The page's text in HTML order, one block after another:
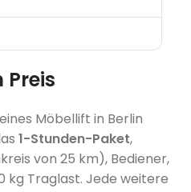
Möbellift in Berlin
1-Stunden-Paket,
von 25 km), Bediener,
kg Traglast. Jede weitere